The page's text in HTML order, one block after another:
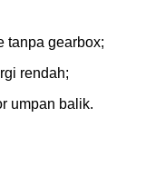
tanpa gearbox;
rendah;
umpan balik.